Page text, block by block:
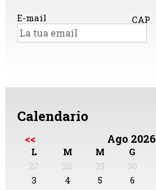
E-mail CAP
Calendario
<< Ago 2026
L M M G
27
28 29 30
3
4 5 6